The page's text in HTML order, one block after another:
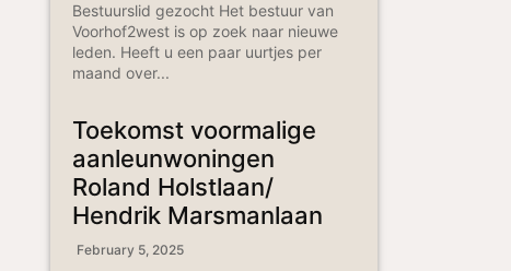
Bestuurslid gezocht Het bestuur van
Voorhof2west is op zoek naar nieuwe
leden. Heeft u een paar uurtjes per
maand over...
Toekomst voormalige
aanleunwoningen
Roland Holstlaan/
Hendrik Marsmanlaan
February 5, 2025